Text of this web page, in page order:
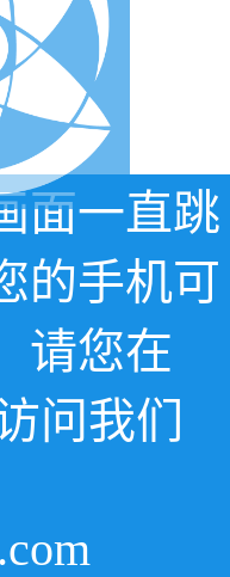
面一直跳
的手机可
请您在
问我们